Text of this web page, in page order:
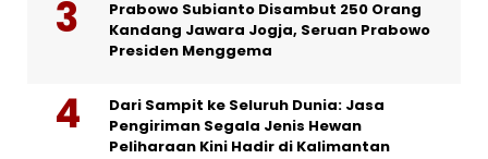
Prabowo Subianto Disambut 250 Orang
Kandang Jawara Jogja, Seruan Prabowo
Presiden Menggema
Dari Sampit ke Seluruh Dunia: Jasa
Pengiriman Segala Jenis Hewan
Peliharaan Kini Hadir di Kalimantan